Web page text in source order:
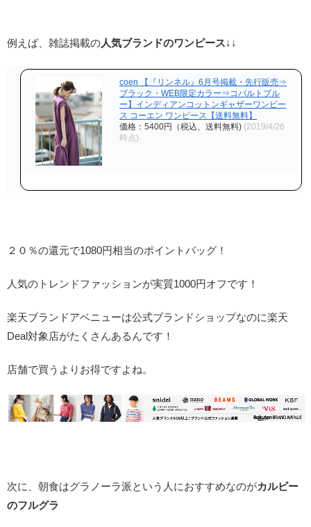
例えば、雑誌掲載の人気ブランドのワンピース↓↓
coen 【『リンネル』6月号掲載・先行販売⇒
ブラック・WEB限定カラー⇒コバルトブル
ー】インディアンコットンギャザーワンピー
ス コーエン ワンピース【送料無料】
価格：5400円（税込、送料無料) (2019/4/26
時点)
２０％の還元で1080円相当のポイントバッグ！
人気のトレンドファッションが実質1000円オフです！
楽天ブランドアベニューは公式ブランドショップなのに楽天
Deal対象店がたくさんあるんです！
店舗で買うよりお得ですよね。
次に、朝食はグラノーラ派という人におすすめなのがカルビー
のフルグラ